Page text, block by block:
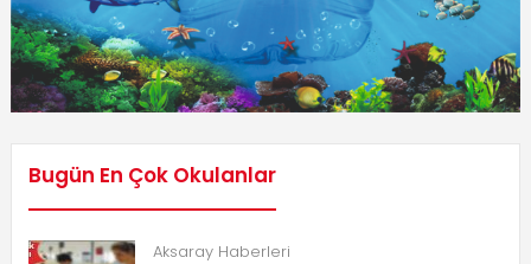
Bugün En Çok Okulanlar
Aksaray Haberleri